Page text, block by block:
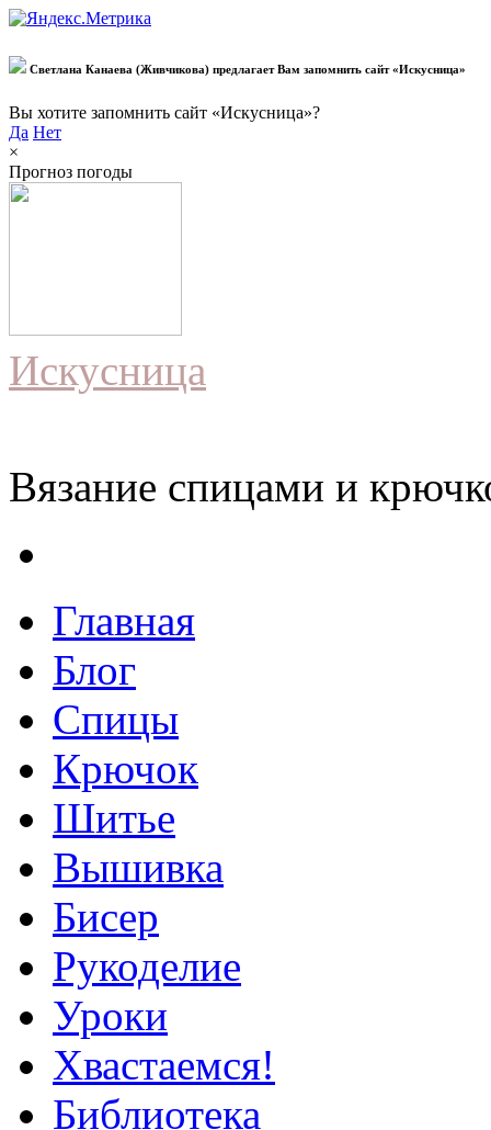
Светлана Канаева (Живчикова) предлагает Вам запомнить сайт «Искусница»
Вы хотите запомнить сайт «Искусница»?
Да Нет
×
Прогноз погоды
Искусница
Вязание спицами и
Главная
Блог
Спицы
Крючок
Шитье
Вышивка
Бисер
Рукоделие
Уроки
Хвастаемся!
Библиотека